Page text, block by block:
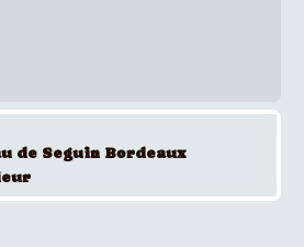
de Seguin Bordeaux